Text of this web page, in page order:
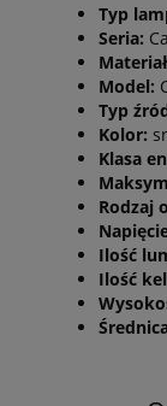
Typ
Seria:
Model:
Typ
Kolor:
Klasa
Rodzaj
Ilość
Ilość